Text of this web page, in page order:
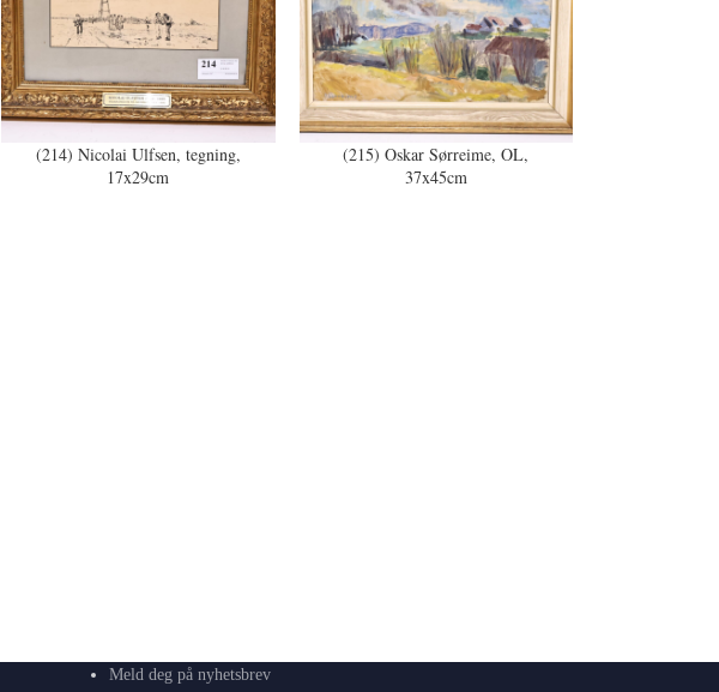
(214) Nicolai Ulfsen, tegning,
17x29cm
(215) Oskar Sørreime, OL,
37x45cm
Meld deg på nyhetsbrev